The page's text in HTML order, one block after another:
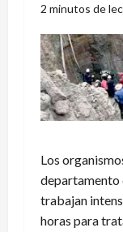
2 minutos de
Los
departamento
trabajan
horas para